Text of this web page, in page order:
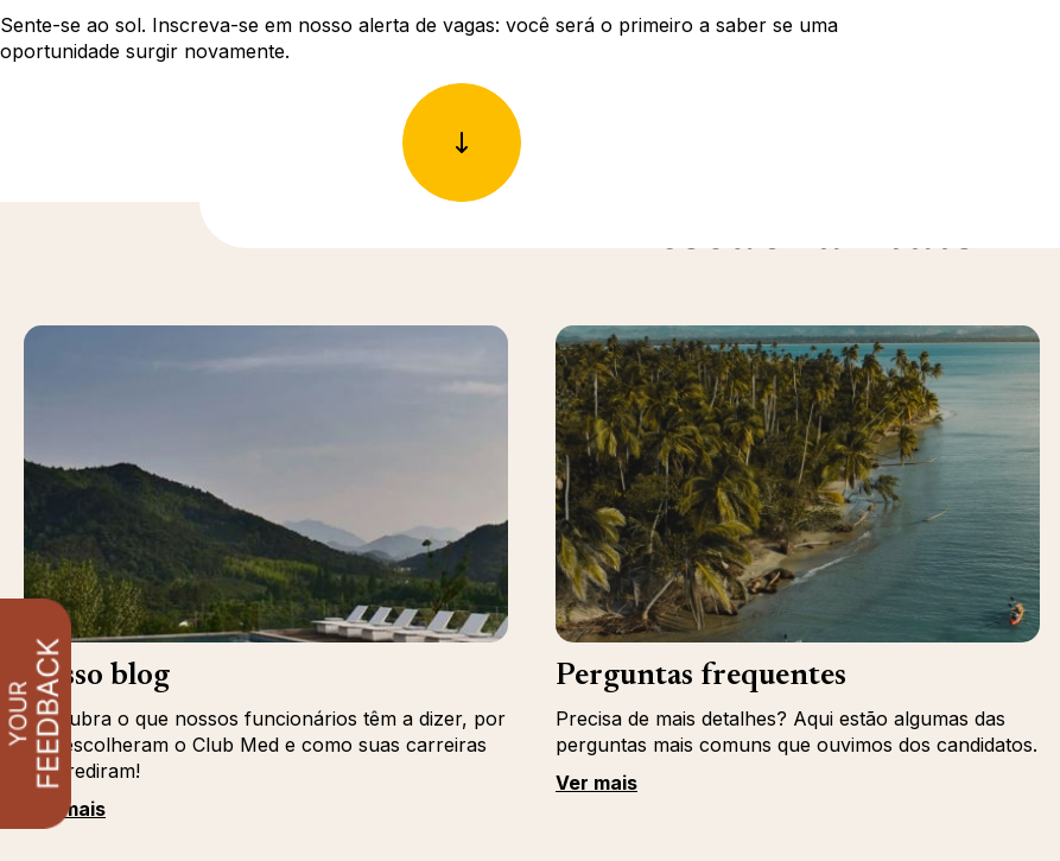
Sente-se ao sol. Inscreva-se em nosso alerta de vagas: você será o primeiro a saber se uma
oportunidade surgir novamente.
Descubra mais
Nosso blog
Descubra o que nossos funcionários têm a dizer, por
que escolheram o Club Med e como suas carreiras
progrediram!
Ver mais
Perguntas frequentes
Precisa de mais detalhes? Aqui estão algumas das
perguntas mais comuns que ouvimos dos candidatos.
Ver mais